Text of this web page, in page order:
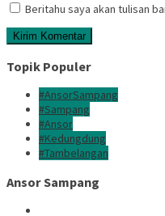
Beritahu saya akan tulisan
Topik Populer
#AnsorSampang
#Sampang
#Ansor
#Kedungdung
#Tambelangan
Ansor Sampang